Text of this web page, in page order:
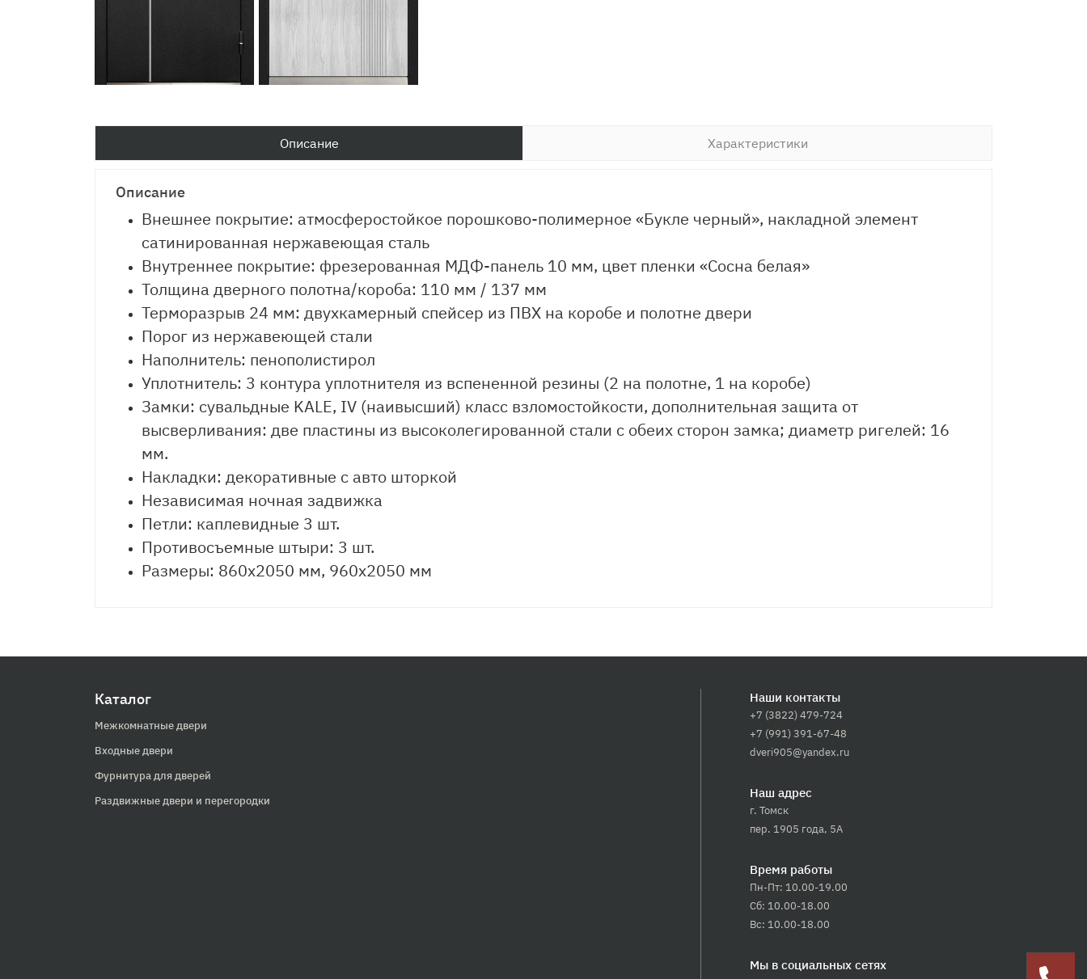
Описание Характеристики
Описание
Внешнее покрытие: атмосферостойкое порошково-полимерное «Букле черный», накладной элемент
сатинированная нержавеющая сталь
Внутреннее покрытие: фрезерованная МДФ-панель 10 мм, цвет пленки «Сосна белая»
Толщина дверного полотна/короба: 110 мм / 137 мм
Терморазрыв 24 мм: двухкамерный спейсер из ПВХ на коробе и полотне двери
Порог из нержавеющей стали
Наполнитель: пенополистирол
Уплотнитель: 3 контура уплотнителя из вспененной резины (2 на полотне, 1 на коробе)
Замки: сувальдные KALE, IV (наивысший) класс взломостойкости, дополнительная защита от
высверливания: две пластины из высоколегированной стали с обеих сторон замка; диаметр ригелей: 16
мм.
Накладки: декоративные с авто шторкой
Независимая ночная задвижка
Петли: каплевидные 3 шт.
Противосъемные штыри: 3 шт.
Размеры: 860х2050 мм, 960х2050 мм
Каталог
Межкомнатные двери
Входные двери
Фурнитура для дверей
Раздвижные двери и перегородки
Наши контакты
+7 (3822) 479-724
+7 (991) 391-67-48
dveri905@yandex.ru
Наш адрес
г. Томск
пер. 1905 года, 5А
Время работы
Пн-Пт: 10.00-19.00
Сб: 10.00-18.00
Вс: 10.00-18.00
Мы в социальных сетях